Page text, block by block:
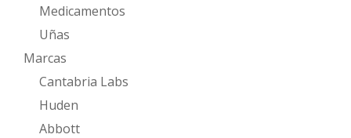
Medicamentos
Uñas
Marcas
Cantabria Labs
Huden
Abbott